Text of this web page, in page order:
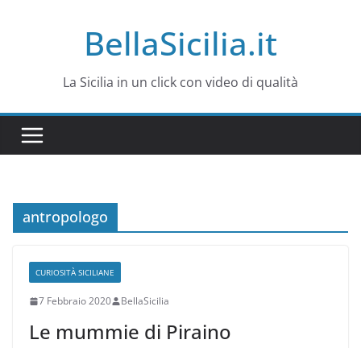
BellaSicilia.it
La Sicilia in un click con video di qualità
antropologo
CURIOSITÀ SICILIANE
7 Febbraio 2020 BellaSicilia
Le mummie di Piraino